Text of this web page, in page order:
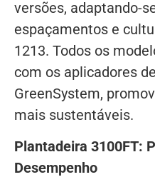
versões, adaptando-
espaçamentos e
1213. Todos os
com os aplicadores
GreenSystem,
mais sustentáveis.
Plantadeira 3100FT:
Desempenho